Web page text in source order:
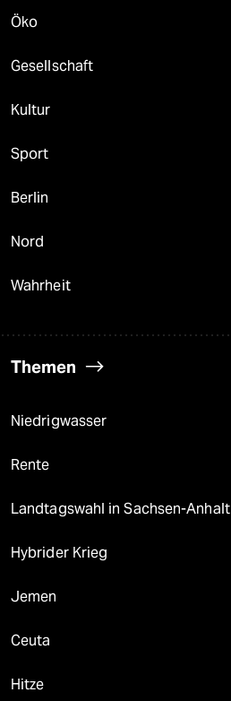
Öko
Gesellschaft
Kultur
Sport
Berlin
Nord
Wahrheit
Themen
Niedrigwasser
Rente
Landtagswahl in Sachsen-Anhalt
Hybrider Krieg
Jemen
Ceuta
Hitze